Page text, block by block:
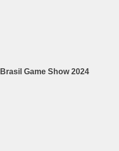
Game Show 2024